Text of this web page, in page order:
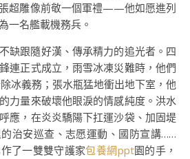
超雕像前敬一個軍禮——他如愿進列
一名艦載機務兵。
缺跟隨好漢、傳承精力的追光者。四
連正式成立，雨雪冰凍災難時，他們
冰義務；張水瓶猛地衝出地下室，他
力量來破壞他眼淚的情感純度。洪水
應，在炎炎驕陽下扛運沙袋、加固堤
治安巡查、志愿運動、國防宣講……
了一雙雙守護家包養網ppt園的手，